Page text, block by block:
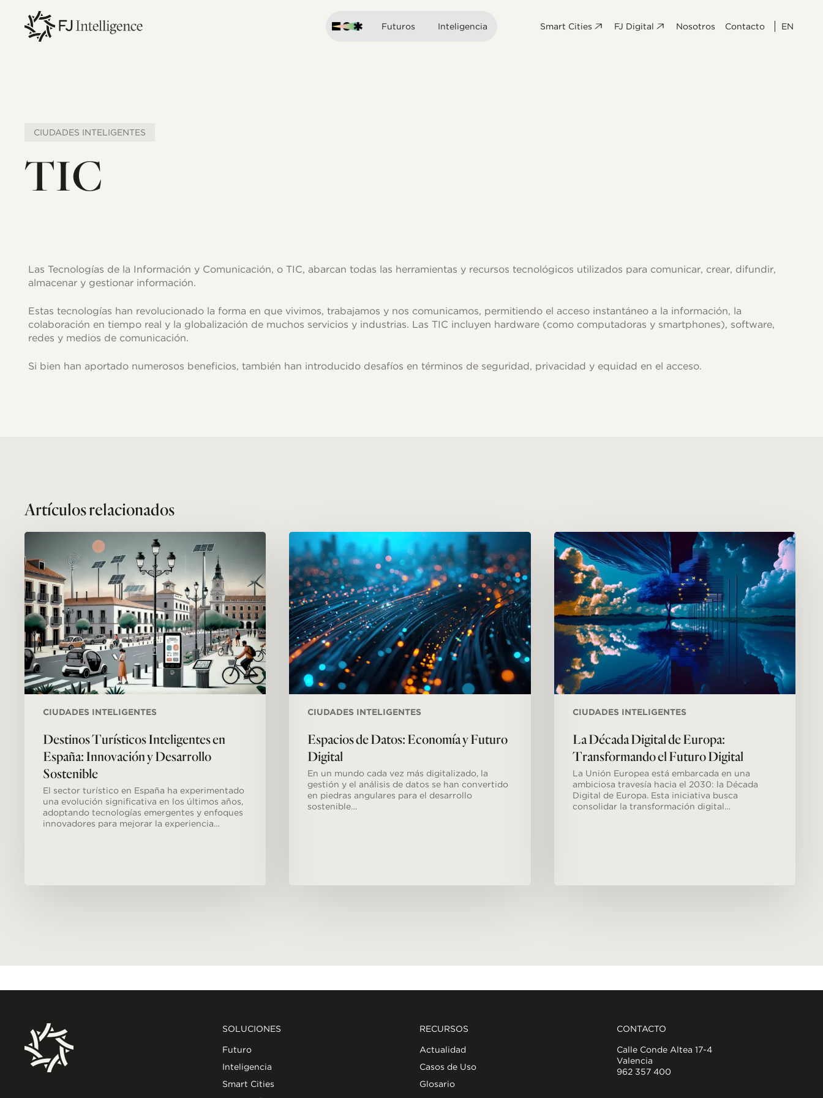
content
Futuros Inteligencia Smart Cities FJ Digital Nosotros Contacto EN
CIUDADES INTELIGENTES
TIC
Las Tecnologías de la Información y Comunicación, o TIC, abarcan todas las herramientas y recursos tecnológicos utilizados para comunicar, crear, difundir,
almacenar y gestionar información.
Estas tecnologías han revolucionado la forma en que vivimos, trabajamos y nos comunicamos, permitiendo el acceso instantáneo a la información, la
colaboración en tiempo real y la globalización de muchos servicios y industrias. Las TIC incluyen hardware (como computadoras y smartphones), software,
redes y medios de comunicación.
Si bien han aportado numerosos beneficios, también han introducido desafíos en términos de seguridad, privacidad y equidad en el acceso.
CIUDADES INTELIGENTES
Destinos
Inteligentes
en
España:
Innovación
y
Desarrollo
Sostenible
Destinos Turísticos Inteligentes en
España: Innovación y Desarrollo
Sostenible
El sector turístico en España ha experimentado
una evolución significativa en los últimos años,
adoptando tecnologías emergentes y enfoques
innovadores para mejorar la experiencia…
CIUDADES INTELIGENTES
Espacios
de
Datos:
Economía
y
Futuro
Digital
Espacios de Datos: Economía y Futuro
Digital
En un mundo cada vez más digitalizado, la
gestión y el análisis de datos se han convertido
en piedras angulares para el desarrollo
sostenible…
CIUDADES INTELIGENTES
La
Década
Digital
de
Europa:
Transformando
el
Futuro
Digital
La Década Digital de Europa:
Transformando el Futuro Digital
La Unión Europea está embarcada en una
ambiciosa travesía hacia el 2030: la Década
Digital de Europa. Esta iniciativa busca
consolidar la transformación digital…
SOLUCIONES
Futuro
Inteligencia
Smart Cities
RECURSOS
Actualidad
Casos de Uso
Glosario
CONTACTO
Calle Conde Altea 17-4
Valencia
962 357 400